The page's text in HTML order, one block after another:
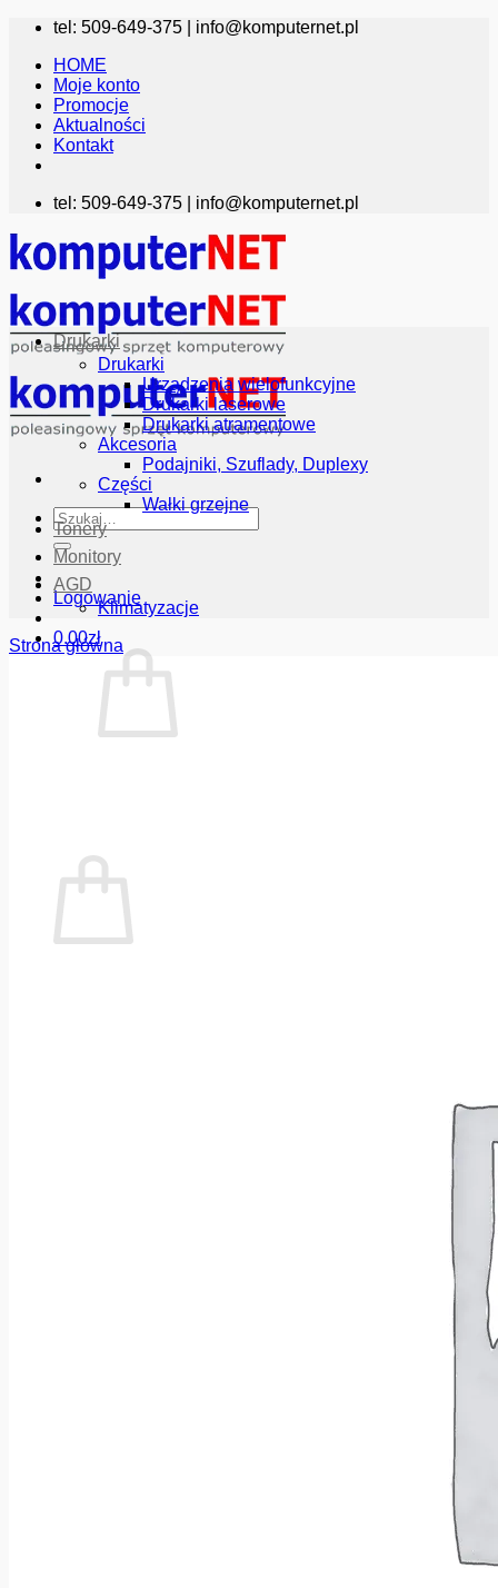
Przewiń
zawartości
tel: 509-649-375 | info@komputernet.pl
HOME
Moje konto
Promocje
Aktualności
Kontakt
tel: 509-649-375 | info@komputernet.pl
Szukaj:
Logowanie
0.00zł
Drukarki
Drukarki
Urządzenia wielofunkcyjne
Drukarki laserowe
Drukarki atramentowe
Akcesoria
Podajniki, Szuflady, Duplexy
Części
Wałki grzejne
Tonery
Monitory
AGD
Klimatyzacje
Strona główna